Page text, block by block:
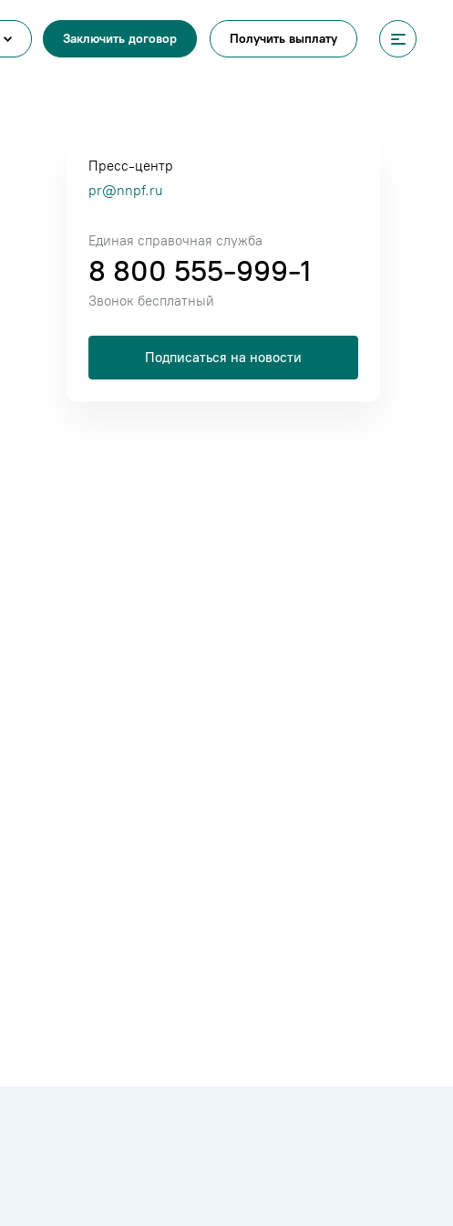
Заключить договор Получить выплату
Пресс-центр
pr@nnpf.ru
Единая справочная служба
8 800 555-999-1
Звонок бесплатный
Подписаться на новости